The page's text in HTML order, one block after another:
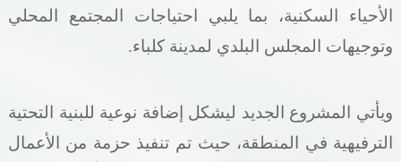
المكتبة الإلكترونية
الأحياء السكنية، بما يلبي احتياجات المجتمع المحلي
وتوجيهات المجلس البلدي لمدينة كلباء.
ويأتي المشروع الجديد ليشكل إضافة نوعية للبنية التحتية
الترفيهية في المنطقة، حيث تم تنفيذ حزمة من الأعمال